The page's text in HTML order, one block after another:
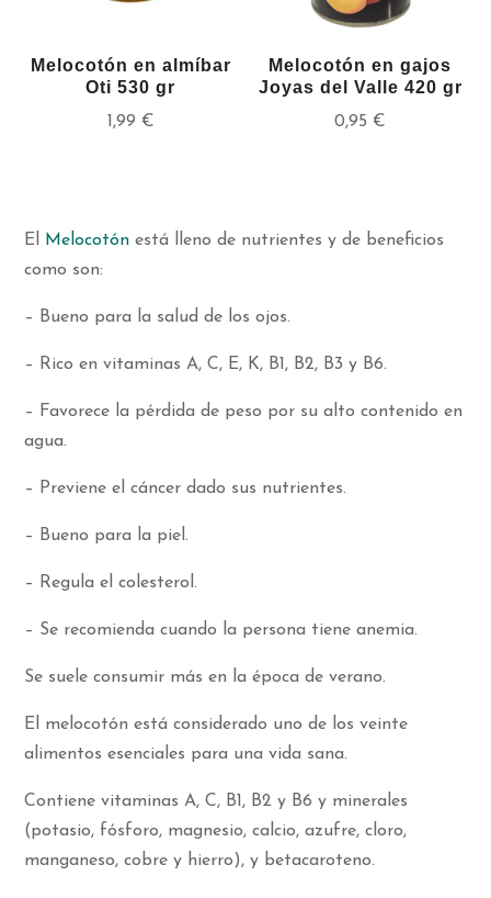
Melocotón en almíbar
Oti 530 gr
1,99 €
Melocotón en gajos
Joyas del Valle 420 gr
0,95€
El Melocotón está lleno de nutrientes y de beneficios
como son:
– Bueno para la salud de los ojos.
– Rico en vitaminas A, C, E, K, B1, B2, B3 y B6.
– Favorece la pérdida de peso por su alto contenido en
agua.
– Previene el cáncer dado sus nutrientes.
– Bueno para la piel.
– Regula el colesterol.
– Se recomienda cuando la persona tiene anemia.
Se suele consumir más en la época de verano.
El melocotón está considerado uno de los veinte
alimentos esenciales para una vida sana.
Contiene vitaminas A, C, B1, B2 y B6 y minerales
(potasio, fósforo, magnesio, calcio, azufre, cloro,
manganeso, cobre y hierro), y betacaroteno.